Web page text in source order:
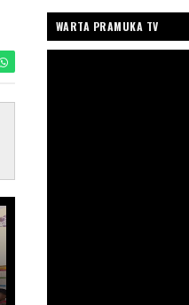
WARTA PRAMUKA TV